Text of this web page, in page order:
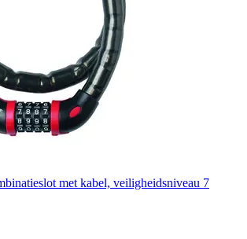
met kabel, veiligheidsniveau 7